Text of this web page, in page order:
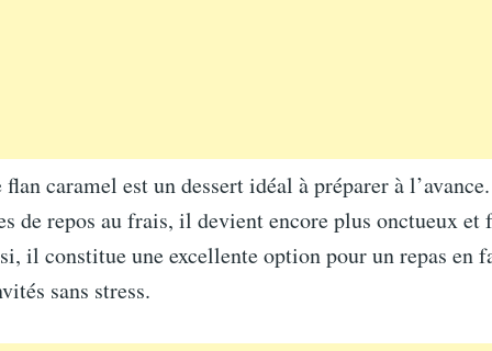
caramel est un dessert idéal à préparer à
de repos au frais, il devient encore plus onctueux et
il constitue une excellente option pour un repas en
sans stress.